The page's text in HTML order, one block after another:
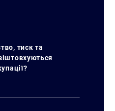
тиск та